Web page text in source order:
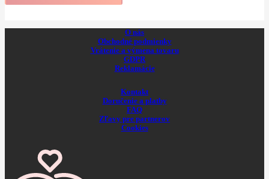
O nás
Obchodné podmienky
Vrátenie a výmena tovaru
GDPR
Reklamácie
Kontakt
Doručenie a platby
FAQ
Zľavy pre partnerov
Cookies